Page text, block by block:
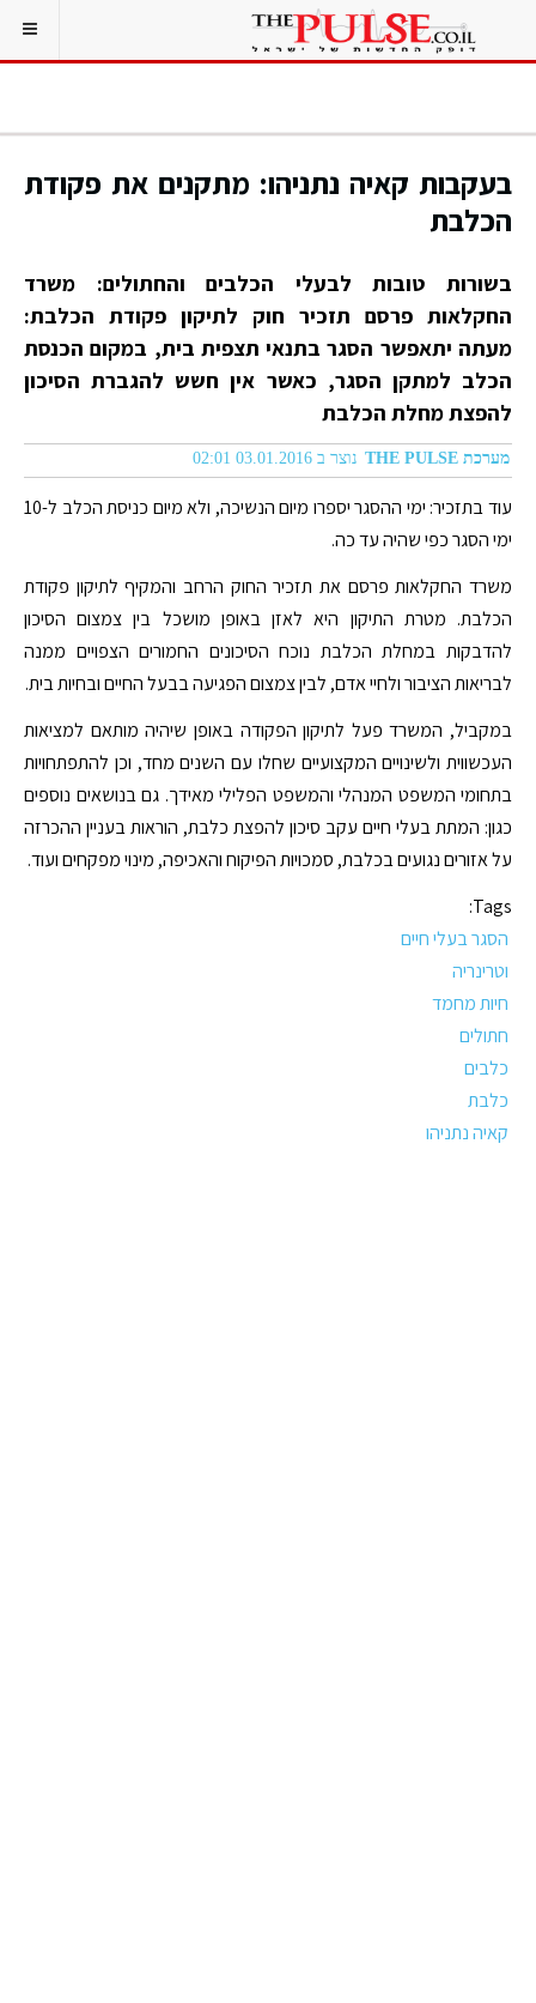
בעקבות קאיה נתניהו: מתקנים את פקודת
הכלבת
בשורות טובות לבעלי הכלבים והחתולים: משרד
החקלאות פרסם תזכיר חוק לתיקון פקודת הכלבת:
מעתה יתאפשר הסגר בתנאי תצפית בית, במקום הכנסת
הכלב למתקן הסגר, כאשר אין חשש להגברת הסיכון
להפצת מחלת הכלבת
מערכת THE PULSE נוצר ב 03.01.2016 02:01
עוד בתזכיר: ימי ההסגר יספרו מיום הנשיכה, ולא מיום כניסת הכלב ל-10
ימי הסגר כפי שהיה עד כה.
משרד החקלאות פרסם את תזכיר החוק הרחב והמקיף לתיקון פקודת
הכלבת. מטרת התיקון היא לאזן באופן מושכל בין צמצום הסיכון
להדבקות במחלת הכלבת נוכח הסיכונים החמורים הצפויים ממנה
לבריאות הציבור ולחיי אדם, לבין צמצום הפגיעה בבעל החיים ובחיות בית.
במקביל, המשרד פעל לתיקון הפקודה באופן שיהיה מותאם למציאות
העכשווית ולשינויים המקצועיים שחלו עם השנים מחד, וכן להתפתחויות
בתחומי המשפט המנהלי והמשפט הפלילי מאידך. גם בנושאים נוספים
כגון: המתת בעלי חיים עקב סיכון להפצת כלבת, הוראות בעניין ההכרזה
על אזורים נגועים בכלבת, סמכויות הפיקוח והאכיפה, מינוי מפקחים ועוד.
Tags:
הסגר בעלי חיים
וטרינריה
חיות מחמד
חתולים
כלבים
כלבת
קאיה נתניהו